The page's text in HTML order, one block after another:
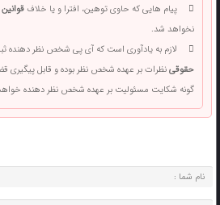
پیام هایی که حاوی توهین، افترا و یا خلافقوانین
نخواهد شد.
لازم به یادآوری است که آی پی شخص نظر دهنده
حقوقینظرات بر عهده شخص نظر بوده و قابل پیگیری
گونه شکایت مسئولیت بر عهده شخص نظر دهنده خواهد